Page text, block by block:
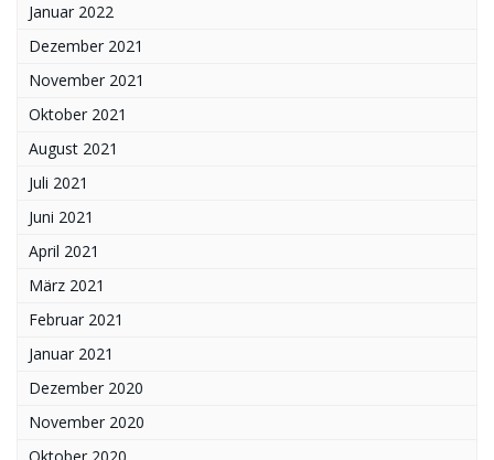
Januar 2022
Dezember 2021
November 2021
Oktober 2021
August 2021
Juli 2021
Juni 2021
April 2021
März 2021
Februar 2021
Januar 2021
Dezember 2020
November 2020